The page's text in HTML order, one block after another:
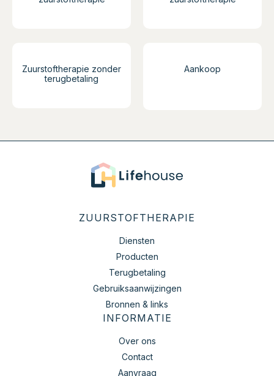
Zuurstoftherapie zonder
terugbetaling
Aankoop
ZUURSTOFTHERAPIE
Diensten
Producten
Terugbetaling
Gebruiksaanwijzingen
Bronnen & links
INFORMATIE
Over ons
Contact
Aanvraag